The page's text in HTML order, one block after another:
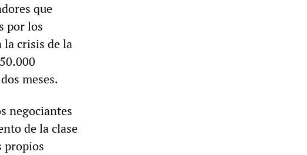
que
por los
la crisis de la
meses.
negociantes
de la clase
propios